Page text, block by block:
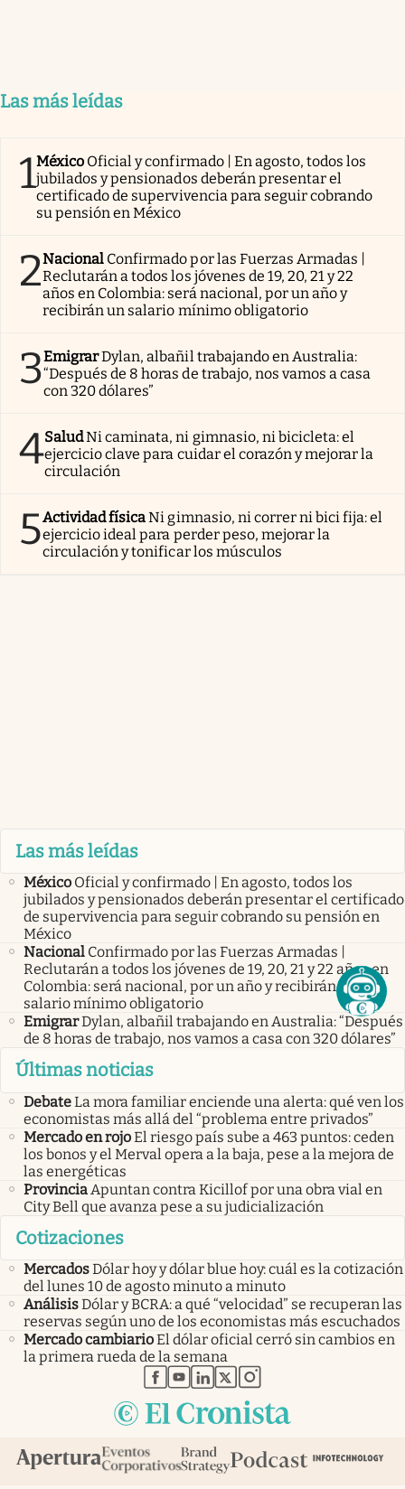
Las más leídas
1México Oficial y confirmado | En agosto, todos los
jubilados y pensionados deberán presentar el
certificado de supervivencia para seguir cobrando
su pensión en México
2Nacional Confirmado por las Fuerzas Armadas |
Reclutarán a todos los jóvenes de 19, 20, 21 y 22
años en Colombia: será nacional, por un año y
recibirán un salario mínimo obligatorio
3EmigrarDylan, albañil trabajando en Australia:
“Después de 8 horas de trabajo, nos vamos a casa
con 320 dólares”
4SaludNi caminata, ni gimnasio, ni bicicleta: el
ejercicio clave para cuidar el corazón y mejorar la
circulación
5Actividad físicaNi gimnasio, ni correr ni bici fija: el
ejercicio ideal para perder peso, mejorar la
circulación y tonificar los músculos
Las más leídas
México Oficial y confirmado | En agosto, todos los
jubilados y pensionados deberán presentar el certificado
de supervivencia para seguir cobrando su pensión en
México
Nacional Confirmado por las Fuerzas Armadas |
Reclutarán a todos los jóvenes de 19, 20, 21 y 22 años en
Colombia: será nacional, por un año y recibirán un
salario mínimo obligatorio
EmigrarDylan, albañil trabajando en Australia: “Después
de 8 horas de trabajo, nos vamos a casa con 320 dólares”
Últimas noticias
DebateLa mora familiar enciende una alerta: qué ven los
economistas más allá del “problema entre privados”
Mercado en rojoEl riesgo país sube a 463 puntos: ceden
los bonos y el Merval opera a la baja, pese a la mejora de
las energéticas
Provincia Apuntan contra Kicillof por una obra vial en
City Bell que avanza pese a su judicialización
Cotizaciones
MercadosDólar hoy y dólar blue hoy: cuál es la cotización
del lunes 10 de agosto minuto a minuto
AnálisisDólar y BCRA: a qué “velocidad” se recuperan las
reservas según uno de los economistas más escuchados
Mercado cambiarioEl dólar oficial cerró sin cambios en
la primera rueda de la semana
abre en nueva pestaña
abre en nueva pestaña
abre en nueva pestaña
abre en nueva pestaña
abre en nueva pestaña